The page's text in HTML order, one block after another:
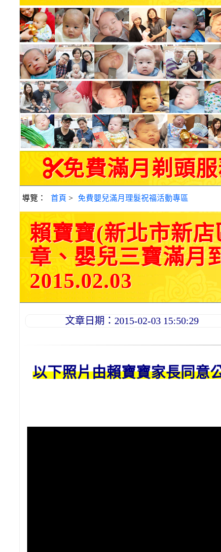
免費滿月剃頭服
導覽： 首頁 > 免費嬰兒滿月理髮祝福活動專區
賴寶寶(新北市新
章、嬰兒三寶滿月
2015.02.03
文章日期：2015-02-03 15:50:29
以下照片由賴寶寶家長同意